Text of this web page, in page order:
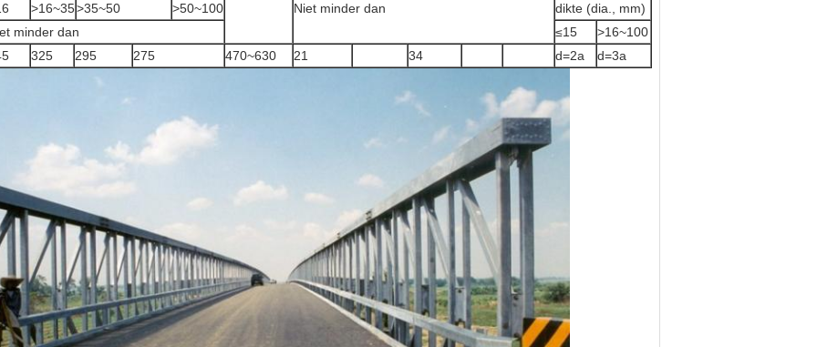
>16~35>35~50 >50~100 Niet minder dan
dikte (dia., mm)
minder dan
≤15
>16~100
325 295 275 470~630 21 34 d=2a d=3a